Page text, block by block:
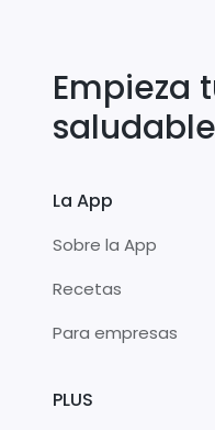
Empieza
La App
Sobre la App
Recetas
Para empresas
PLUS